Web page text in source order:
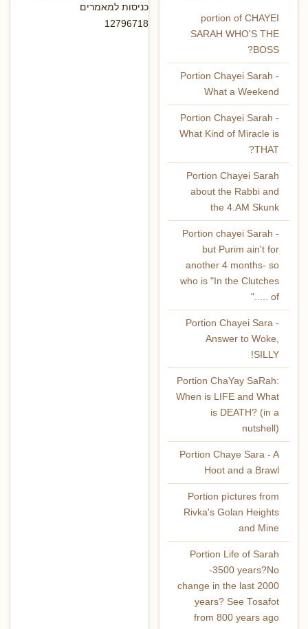
portion of CHAYEI
SARAH WHO'S THE
BOSS?
Portion Chayei Sarah -
What a Weekend
Portion Chayei Sarah -
What Kind of Miracle is
THAT?
Portion Chayei Sarah
about the Rabbi and
the 4.AM Skunk
Portion chayei Sarah -
but Purim ain't for
another 4 months- so
who is "In the Clutches
of ....."
Portion Chayei Sara -
Answer to Woke,
SILLY!
Portion ChaYay SaRah:
When is LIFE and What
is DEATH? (in a
nutshell)
Portion Chaye Sara - A
Hoot and a Brawl
Portion pìctures from
Rivka's Golan Heights
and Mine
Portion Life of Sarah
-3500 years?No
change in the last 2000
years? See Tosafot
from 800 years ago
כניסות למאמרים
12796718